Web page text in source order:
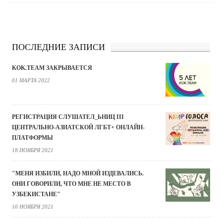
ПОСЛЕДНИЕ ЗАПИСИ
KOK.TEAM ЗАКРЫВАЕТСЯ
01 МАРТА 2022
РЕГИСТРАЦИЯ СЛУШАТЕЛ_ЬНИЦ III
ЦЕНТРАЛЬНО-АЗИАТСКОЙ ЛГБТ+ ОНЛАЙН-
ПЛАТФОРМЫ
18 НОЯБРЯ 2021
"МЕНЯ ИЗБИЛИ, НАДО МНОЙ ИЗДЕВАЛИСЬ.
ОНИ ГОВОРИЛИ, ЧТО МНЕ НЕ МЕСТО В
УЗБЕКИСТАНЕ"
10 НОЯБРЯ 2021